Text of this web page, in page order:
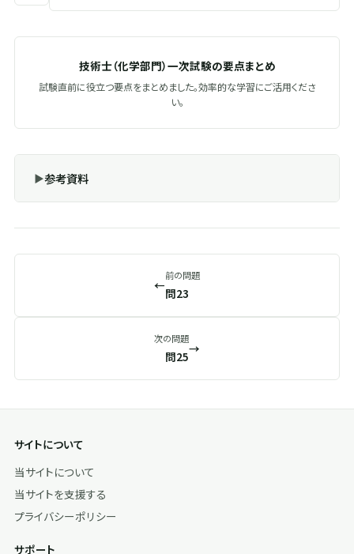
技術士（化学部門）一次試験の要点まとめ
試験直前に役立つ要点をまとめました。効率的な学習にご活用くださ
い。
参考資料
←
前の問題
問23
次の問題
問25
→
サイトについて
当サイトについて
当サイトを支援する
プライバシーポリシー
サポート